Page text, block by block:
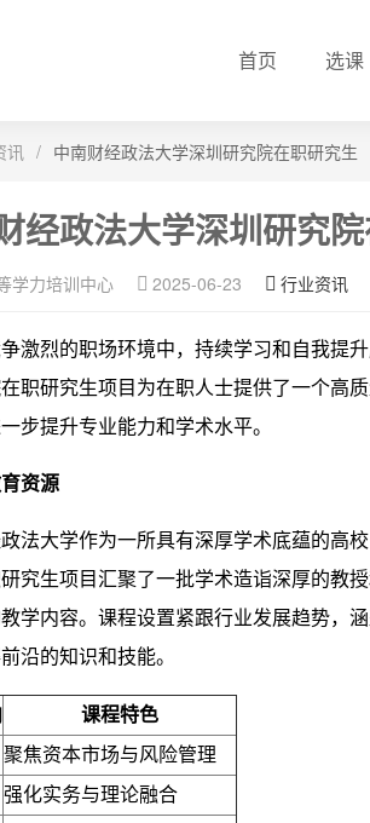
首页 选课
讯 / 中南财经政法大学深圳研究院在职研究生
经政法大学深圳研究
学力培训中心 2025-06-23 行业资讯
激烈的职场环境中，持续学习和自我提
职研究生项目为在职人士提供了一个高
步提升专业能力和学术水平。
资源
法大学作为一所具有深厚学术底蕴的高
究生项目汇聚了一批学术造诣深厚的教
学内容。课程设置紧跟行业发展趋势，
沿的知识和技能。
课程特色
聚焦资本市场与风险管理
强化实务与理论融合